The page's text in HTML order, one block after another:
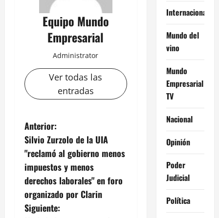
Equipo Mundo
Empresarial
Administrator
Ver todas las
entradas
N
a
v
e
g
Anterior:
Silvio Zurzolo de la UIA
"reclamó al gobierno menos
impuestos y menos
derechos laborales" en foro
organizado por Clarin
Siguiente:
Internacional
Mundo del
vino
Mundo
Empresarial
TV
Nacional
Opinión
Poder
Judicial
Política